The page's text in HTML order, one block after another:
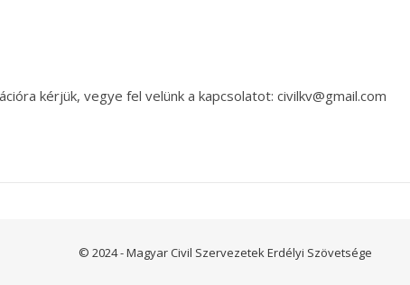
kérjük, vegye fel velünk a kapcsolatot: civilkv@gmail.com
© 2024 - Magyar Civil Szervezetek Erdélyi Szövetsége